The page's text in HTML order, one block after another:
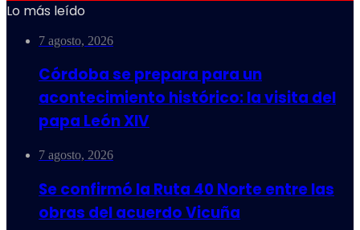
Lo más leído
7 agosto, 2026
Córdoba se prepara para un
acontecimiento histórico: la visita del
papa León XIV
7 agosto, 2026
Se confirmó la Ruta 40 Norte entre las
obras del acuerdo Vicuña